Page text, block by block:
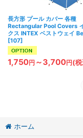
長方形 プール カバー 各種
Rectangular Pool Covers
クス INTEX ベストウェイ
[107]
1,750円 ～3,700円 (
ホーム